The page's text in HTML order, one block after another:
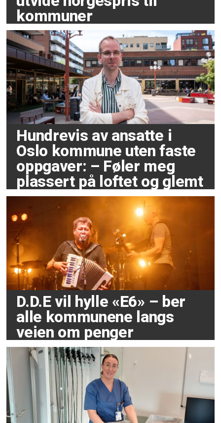
kommuner
Hundrevis av ansatte i
Oslo kommune uten faste
oppgaver: – Føler meg
plassert på loftet og glemt
D.D.E vil hylle «E6» – ber
alle kommunene langs
veien om penger